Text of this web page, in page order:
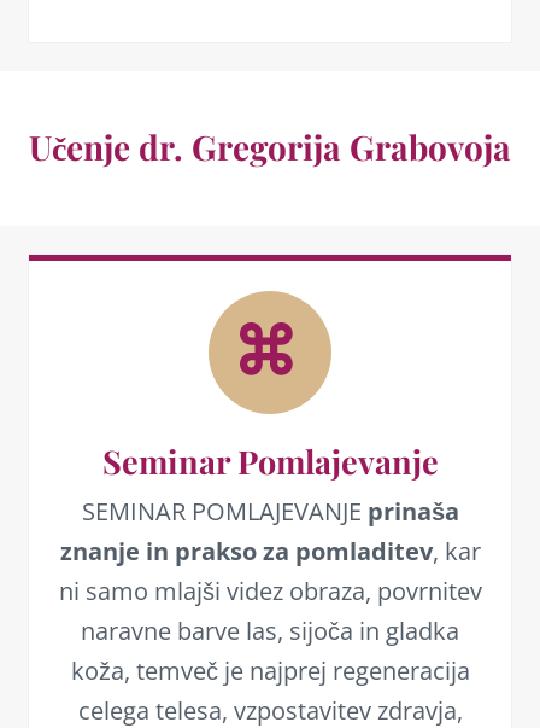
Učenje dr. Gregorija Grabovoja
Seminar Pomlajevanje
SEMINAR POMLAJEVANJE prinaša
znanje in prakso za pomladitev, kar
ni samo mlajši videz obraza, povrnitev
naravne barve las, sijoča in gladka
koža, temveč je najprej regeneracija
celega telesa, vzpostavitev zdravja,